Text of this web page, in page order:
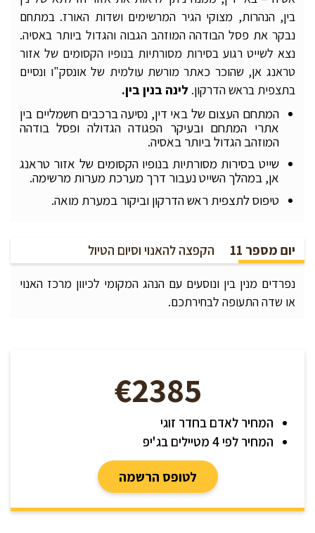
בין, הנהרות, מצוקי הגיר המרשימים ושדות האורז. במתחם
נבקר את פסל הבודהה המוזהב הגבוה והגדול ביותר באסיה.
נצא לשייט רגוע בסירות מסורתיות בנופיו הקסומים של אזור
טראנג אן, שהוכר כאתר מורשת עולמית של אונסק"ו ונסיים
בתצפית בראש הדרקון. לינה בנין בין.
המתחם העצום של באי דין, נסיעה ברכבים חשמליים בין
אתרי המתחם ובעיקר הפגודה הגדולה ופסל בודהה
המוזהב הגדול ביותר באסיה.
שייט בסירות מסורתיות בנופיו הקסומים של אזור טראנג
אן, במהלך השייט נעבור דרך מערכת מערות מרשימה.
טיפוס לתצפית ראש הדרקון וביקור במערת מואה.
יום מספר 11 הקפצה להאנוי וסיום הטיול
נפרדים מנין בין ונוסעים עם הנהג המקומי לכיוון מרכז האנוי
או שדה התעופה לבחירתכם.
€2385
המחיר לאדם בחדר זוגי
המחיר לפי 4 מטיילים בג'יפ
לטופס הרשמה